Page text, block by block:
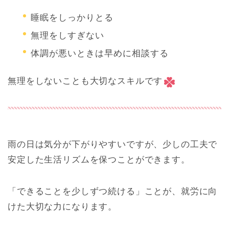
睡眠をしっかりとる
無理をしすぎない
体調が悪いときは早めに相談する
無理をしないことも大切なスキルです
雨の日は気分が下がりやすいですが、少しの工夫で
安定した生活リズムを保つことができます。
「できることを少しずつ続ける」ことが、就労に向
けた大切な力になります。